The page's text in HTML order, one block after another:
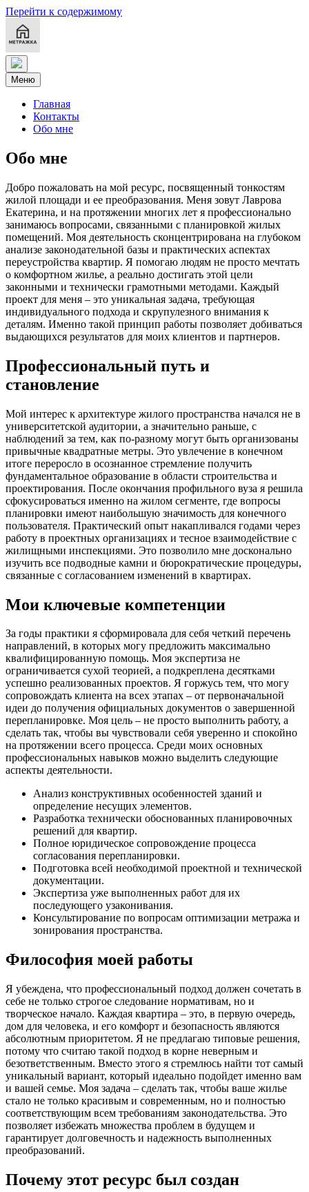
Перейти к содержимому
Меню
Главная
Контакты
Обо мне
Обо мне
Добро пожаловать на мой ресурс, посвященный тонкостям
жилой площади и ее преобразования. Меня зовут Лаврова
Екатерина, и на протяжении многих лет я профессионально
занимаюсь вопросами, связанными с планировкой жилых
помещений. Моя деятельность сконцентрирована на глубоком
анализе законодательной базы и практических аспектах
переустройства квартир. Я помогаю людям не просто мечтать
о комфортном жилье, а реально достигать этой цели
законными и технически грамотными методами. Каждый
проект для меня – это уникальная задача, требующая
индивидуального подхода и скрупулезного внимания к
деталям. Именно такой принцип работы позволяет добиваться
выдающихся результатов для моих клиентов и партнеров.
Профессиональный путь и
становление
Мой интерес к архитектуре жилого пространства начался не в
университетской аудитории, а значительно раньше, с
наблюдений за тем, как по-разному могут быть организованы
привычные квадратные метры. Это увлечение в конечном
итоге переросло в осознанное стремление получить
фундаментальное образование в области строительства и
проектирования. После окончания профильного вуза я решила
сфокусироваться именно на жилом сегменте, где вопросы
планировки имеют наибольшую значимость для конечного
пользователя. Практический опыт накапливался годами через
работу в проектных организациях и тесное взаимодействие с
жилищными инспекциями. Это позволило мне досконально
изучить все подводные камни и бюрократические процедуры,
связанные с согласованием изменений в квартирах.
Мои ключевые компетенции
За годы практики я сформировала для себя четкий перечень
направлений, в которых могу предложить максимально
квалифицированную помощь. Моя экспертиза не
ограничивается сухой теорией, а подкреплена десятками
успешно реализованных проектов. Я горжусь тем, что могу
сопровождать клиента на всех этапах – от первоначальной
идеи до получения официальных документов о завершенной
перепланировке. Моя цель – не просто выполнить работу, а
сделать так, чтобы вы чувствовали себя уверенно и спокойно
на протяжении всего процесса. Среди моих основных
профессиональных навыков можно выделить следующие
аспекты деятельности.
Анализ конструктивных особенностей зданий и
определение несущих элементов.
Разработка технически обоснованных планировочных
решений для квартир.
Полное юридическое сопровождение процесса
согласования перепланировки.
Подготовка всей необходимой проектной и технической
документации.
Экспертиза уже выполненных работ для их
последующего узаконивания.
Консультирование по вопросам оптимизации метража и
зонирования пространства.
Философия моей работы
Я убеждена, что профессиональный подход должен сочетать в
себе не только строгое следование нормативам, но и
творческое начало. Каждая квартира – это, в первую очередь,
дом для человека, и его комфорт и безопасность являются
абсолютным приоритетом. Я не предлагаю типовые решения,
потому что считаю такой подход в корне неверным и
безответственным. Вместо этого я стремлюсь найти тот самый
уникальный вариант, который идеально подойдет именно вам
и вашей семье. Моя задача – сделать так, чтобы ваше жилье
стало не только красивым и современным, но и полностью
соответствующим всем требованиям законодательства. Это
позволяет избежать множества проблем в будущем и
гарантирует долговечность и надежность выполненных
преобразований.
Почему этот ресурс был создан